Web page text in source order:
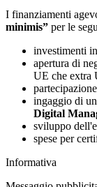
I finanziamenti
minimis” per le
investimenti
apertura di
UE che extra
ingaggio di un
Digital
sviluppo
spese per
Informativa